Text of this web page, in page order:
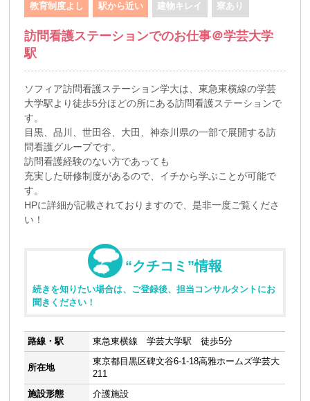
教育制度よし 駅から近い 建物キレイ 寮あり
訪問看護ステーションでのお仕事＠学芸大学
駅
ソフィア訪問看護ステーション学大は、東急東横線の学芸
大学駅より徒歩5分ほどの所にある訪問看護ステーションで
す。
目黒、品川、世田谷、大田、神奈川県の一部で展開する訪
問看護グループです。
訪問看護経験のない方であっても
充実した研修制度があるので、イチから学ぶことが可能で
す。
HPに詳細が記載されておりますので、是非一度ご覧くださ
い！
“クチコミ”情報
続きを知りたい場合は、ご登録後、担当コンサルタントにお
聞きください！
路線・駅 東急東横線 学芸大学駅 徒歩5分
所在地
東京都目黒区碑文谷6-1-18高雅ホームズ学芸大
211
施設形態
介護施設